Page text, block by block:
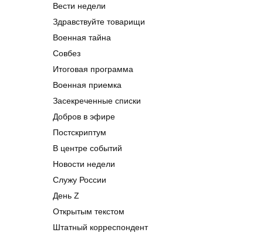
Вести недели
Здравствуйте товарищи
Военная тайна
Совбез
Итоговая программа
Военная приемка
Засекреченные списки
Добров в эфире
Постскриптум
В центре событий
Новости недели
Служу России
День Z
Открытым текстом
Штатный корреспондент